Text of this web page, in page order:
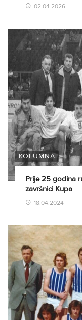
02.04.2026
KOLUMNA
Prije 25 godina
završnici Kupa
18.04.2024